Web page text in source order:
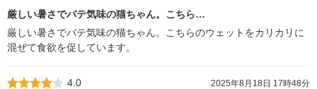
厳しい暑さでバテ気味の猫ちゃん。こちら…
厳しい暑さでバテ気味の猫ちゃん。こちらのウェットをカリカリに
混ぜて食欲を促しています。
4.0
2025年8月18日 17時48分